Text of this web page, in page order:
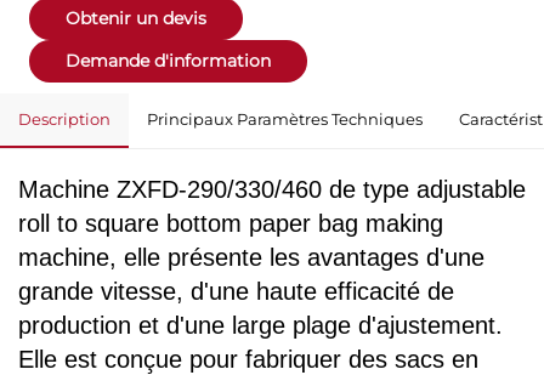
Obtenir un devis
Demande d'information
Description Principaux Paramètres Techniques
Machine ZXFD-290/330/460 de type adjustable
roll to square bottom paper bag making
machine, elle présente les avantages d'une
grande vitesse, d'une haute efficacité de
production et d'une large plage d'ajustement.
Elle est conçue pour fabriquer des sacs en